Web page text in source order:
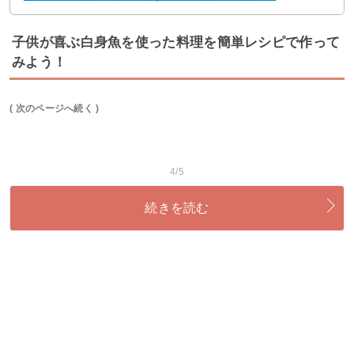
子供が喜ぶ白身魚を使った料理を簡単レシピで作って
みよう！
( 次のページへ続く )
4/5
続きを読む